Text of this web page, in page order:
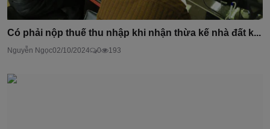
Có phải nộp thuế thu nhập khi nhận thừa kế nhà đất k...
Nguyễn Ngọc02/10/2024 0 193